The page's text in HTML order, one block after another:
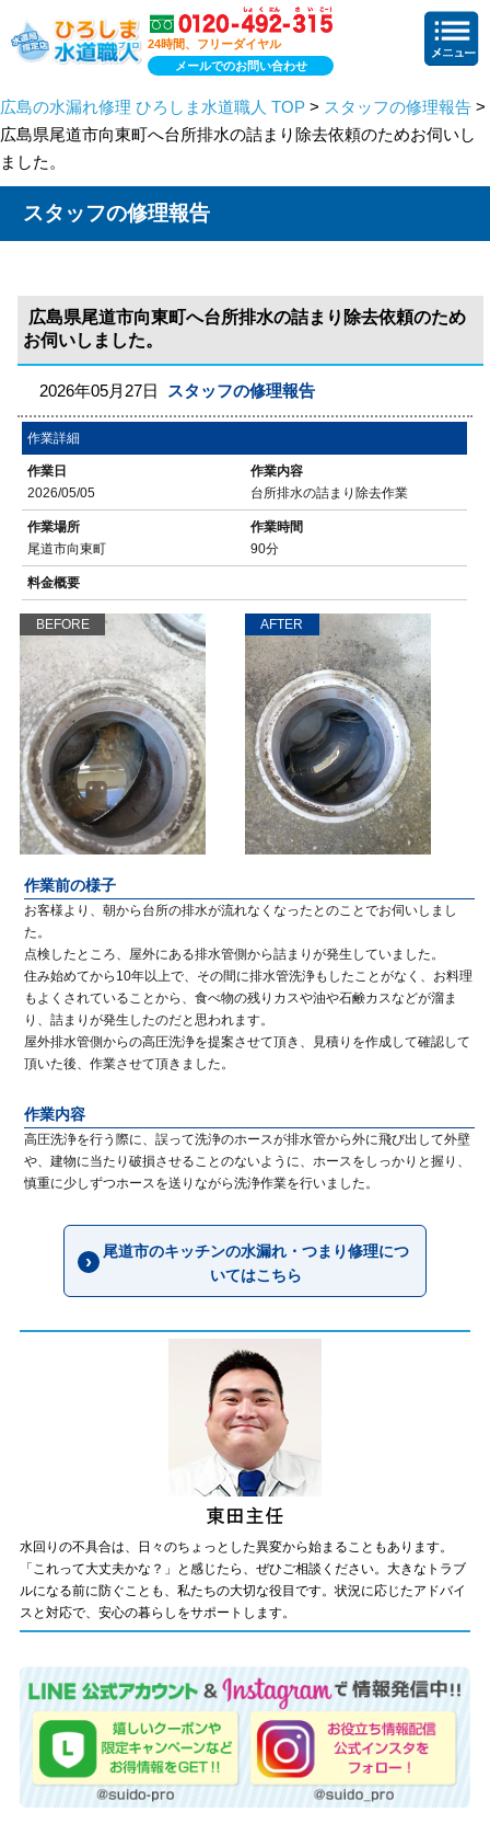
24時間、フリーダイヤル
メールでのお問い合わせ
広島の水漏れ修理 ひろしま水道職人 TOP > スタッフの修理報告 >
広島県尾道市向東町へ台所排水の詰まり除去依頼のためお伺いし
ました。
スタッフの修理報告
広島県尾道市向東町へ台所排水の詰まり除去依頼のため
お伺いしました。
2026年05月27日 スタッフの修理報告
作業詳細
作業日
2026/05/05
作業内容
台所排水の詰まり除去作業
作業場所
尾道市向東町
作業時間
90分
料金概要
BEFORE AFTER
作業前の様子
お客様より、朝から台所の排水が流れなくなったとのことでお伺いしまし
た。
点検したところ、屋外にある排水管側から詰まりが発生していました。
住み始めてから10年以上で、その間に排水管洗浄もしたことがなく、お料理
もよくされていることから、食べ物の残りカスや油や石鹸カスなどが溜ま
り、詰まりが発生したのだと思われます。
屋外排水管側からの高圧洗浄を提案させて頂き、見積りを作成して確認して
頂いた後、作業させて頂きました。
作業内容
高圧洗浄を行う際に、誤って洗浄のホースが排水管から外に飛び出して外壁
や、建物に当たり破損させることのないように、ホースをしっかりと握り、
慎重に少しずつホースを送りながら洗浄作業を行いました。
尾道市のキッチンの水漏れ・つまり修理につ
いてはこちら
水回りの不具合は、日々のちょっとした異変から始まることもあります。
「これって大丈夫かな？」と感じたら、ぜひご相談ください。大きなトラブ
ルになる前に防ぐことも、私たちの大切な役目です。状況に応じたアドバイ
スと対応で、安心の暮らしをサポートします。